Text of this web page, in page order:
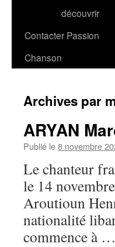
découvrir
Contacter Passion
Chanson
Archives par
ARYAN
Publié le8 novembre
Le chanteur
le 14
Aroutioun
nationalité
commence à …